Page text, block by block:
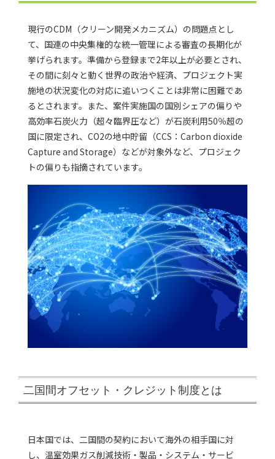
現行のCDM（クリーン開発メカニズム）の問題点とし
て、国連の中央集権的な統一管理による審査の長期化が
挙げられます。準備から登録まで2年以上が必要とされ、
その間に刻々と動く世界の政治や経済、プロジェクト実
施地の状況変化の対応に追いつくことは非常に困難であ
るとされます。また、案件実施国の国別シェアの偏りや
高効率石炭火力（超々臨界圧など）が石炭利用50％超の
国に限定され、CO2の地中貯留（CCS：Carbon dioxide
Capture and Storage）などが対象外など、プロジェク
トの偏りも指摘されています。
二国間オフセット・クレジット制度とは
日本国では、二国間の契約において海外の相手国に対
し、温室効果ガス削減技術・製品・システム・サービ